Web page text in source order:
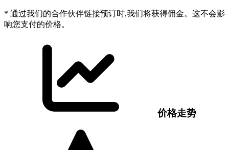
* 通过我们的合作伙伴链接预订时,我们将获得佣金。这不会影
响您支付的价格。
价格走势